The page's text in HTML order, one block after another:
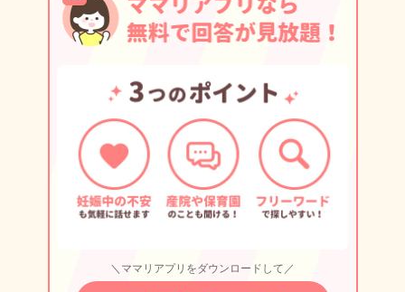
＼ママリアプリをダウンロードして／